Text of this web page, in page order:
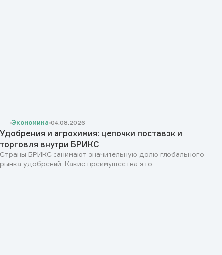
Экономика 04.08.2026
Удобрения и агрохимия: цепочки поставок и
торговля внутри БРИКС
Страны БРИКС занимают значительную долю глобального
рынка удобрений. Какие преимущества это...